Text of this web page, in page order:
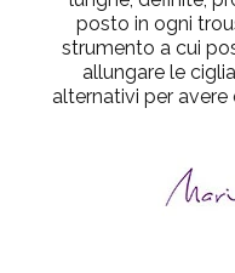
posto in ogni
strumento a cui
allungare le
alternativi per